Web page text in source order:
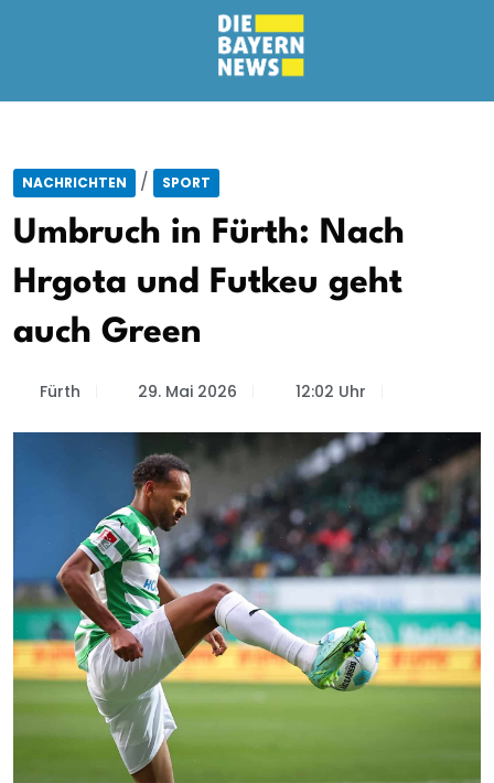
NACHRICHTEN / SPORT
Umbruch in Fürth: Nach
Hrgota und Futkeu geht
auch Green
Fürth 29. Mai 2026 12:02 Uhr